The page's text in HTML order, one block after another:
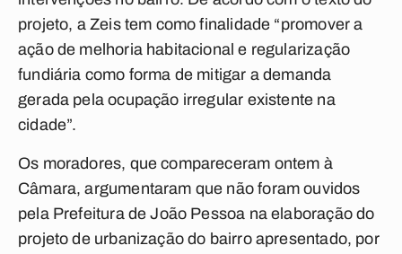
projeto, a Zeis tem como finalidade “promover a
ação de melhoria habitacional e regularização
fundiária como forma de mitigar a demanda
gerada pela ocupação irregular existente na
cidade”.
Os moradores, que compareceram ontem à
Câmara, argumentaram que não foram ouvidos
pela Prefeitura de João Pessoa na elaboração do
projeto de urbanização do bairro apresentado, por